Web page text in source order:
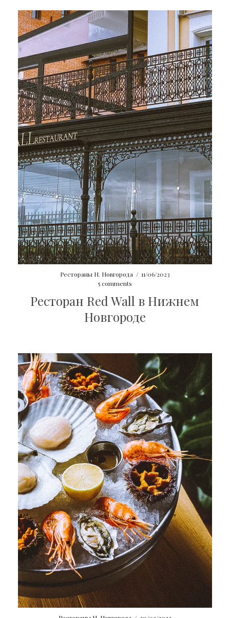
Рестораны Н. Новгорода / 11/06/2023
5 comments
Ресторан Red Wall в Нижнем
Новгороде